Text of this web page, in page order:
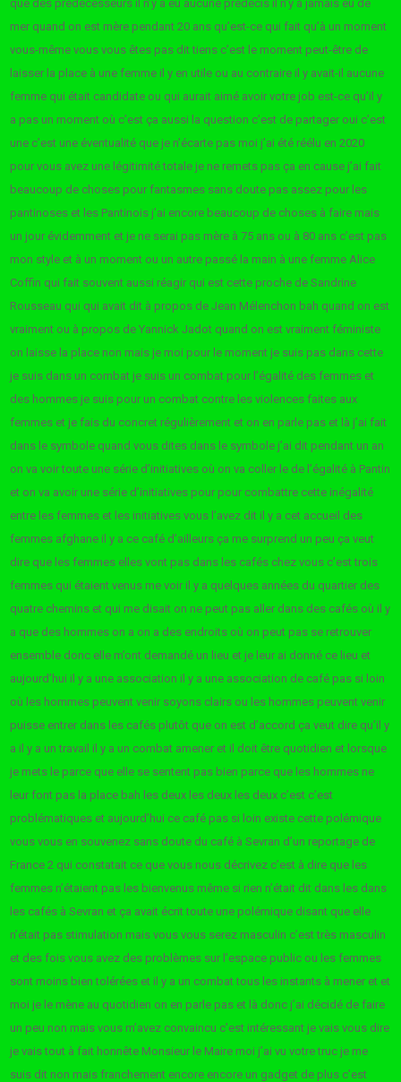
que des prédécesseurs il n’y a eu aucune prédécis il n’y a jamais eu de
mer quand on est mère pendant 20 ans qu’est-ce qui fait qu’à un moment
vous-même vous vous êtes pas dit tiens c’est le moment peut-être de
laisser la place à une femme il y en utile ou au contraire il y avait-il aucune
femme qui était candidate ou qui aurait aimé avoir votre job est-ce qu’il y
a pas un moment où c’est ça aussi la question c’est de partager oui c’est
une c’est une éventualité que je n’écarte pas moi j’ai été réélu en 2020
pour vous avez une légitimité totale je ne remets pas ça en cause j’ai fait
beaucoup de choses pour fantasmes sans doute pas assez pour les
pantinoses et les Pantinois j’ai encore beaucoup de choses à faire mais
un jour évidemment et je ne serai pas mère à 75 ans ou à 80 ans c’est pas
mon style et à un moment ou un autre passé la main à une femme Alice
Coffin qui fait souvent aussi réagir qui est cette proche de Sandrine
Rousseau qui qui avait dit à propos de Jean Mélenchon bah quand on est
vraiment ou à propos de Yannick Jadot quand on est vraiment féministe
on laisse la place non mais je moi pour le moment je suis pas dans cette
je suis dans un combat je suis un combat pour l’égalité des femmes et
des hommes je suis pour un combat contre les violences faites aux
femmes et je fais du concret régulièrement et on en parle pas et là j’ai fait
dans le symbole quand vous dites dans le symbole j’ai dit pendant un an
on va voir toute une série d’initiatives où on va coller le de l’égalité à Pantin
et on va avoir une série d’initiatives pour pour combattre cette inégalité
entre les femmes et les initiatives vous l’avez dit il y a cet accueil des
femmes afghane il y a ce café d’ailleurs ça me surprend un peu ça veut
dire que les femmes elles vont pas dans les cafés chez vous c’est trois
femmes qui étaient venus me voir il y a quelques années du quartier des
quatre chemins et qui me disait on ne peut pas aller dans des cafés où il y
a que des hommes on a on a des endroits où on peut pas se retrouver
ensemble donc elle m’ont demandé un lieu et je leur ai donné ce lieu et
aujourd’hui il y a une association il y a une association de café pas si loin
où les hommes peuvent venir soyons clairs ou les hommes peuvent venir
puisse entrer dans les cafés plutôt que on est d’accord ça veut dire qu’il y
a il y a un travail il y a un combat amener et il doit être quotidien et lorsque
je mets le parce que elle se sentent pas bien parce que les hommes ne
leur font pas la place bah les deux les deux les deux c’est c’est
problématiques et aujourd’hui ce café pas si loin existe cette polémique
vous vous en souvenez sans doute du café à Sevran d’un reportage de
France 2 qui constatait ce que vous nous décrivez c’est à dire que les
femmes n’étaient pas les bienvenus même si rien n’était dit dans les dans
les cafés à Sevran et ça avait écrit toute une polémique disant que elle
n’était pas stimulation mais vous vous serez masculin c’est très masculin
et des fois vous avez des problèmes sur l’espace public ou les femmes
sont moins bien tolérées et il y a un combat tous les instants à mener et et
moi je le mène au quotidien on en parle pas et là donc j’ai décidé de faire
un peu non mais vous m’avez convaincu c’est intéressant je vais vous dire
je vais tout à fait honnête Monsieur le Maire moi j’ai vu votre truc je me
suis dit non mais franchement encore encore un gadget de plus c’est